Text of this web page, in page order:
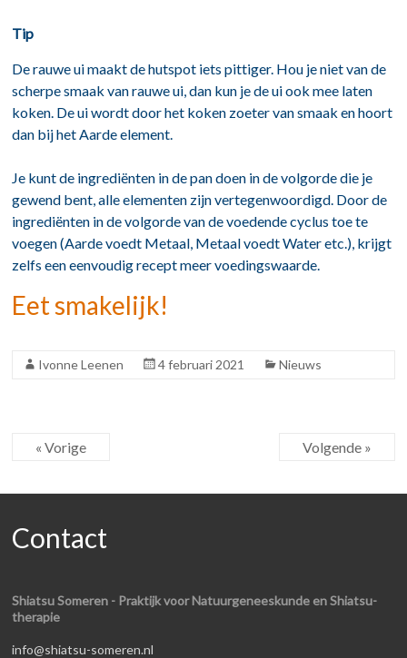
Tip
De rauwe ui maakt de hutspot iets pittiger. Hou je niet van de
scherpe smaak van rauwe ui, dan kun je de ui ook mee laten
koken. De ui wordt door het koken zoeter van smaak en hoort
dan bij het Aarde element.
Je kunt de ingrediënten in de pan doen in de volgorde die je
gewend bent, alle elementen zijn vertegenwoordigd. Door de
ingrediënten in de volgorde van de voedende cyclus toe te
voegen (Aarde voedt Metaal, Metaal voedt Water etc.), krijgt
zelfs een eenvoudig recept meer voedingswaarde.
Eet smakelijk!
Ivonne Leenen 4 februari 2021 Nieuws
« Vorige Volgende »
Contact
Shiatsu Someren - Praktijk voor Natuurgeneeskunde en Shiatsu-
therapie
info@shiatsu-someren.nl